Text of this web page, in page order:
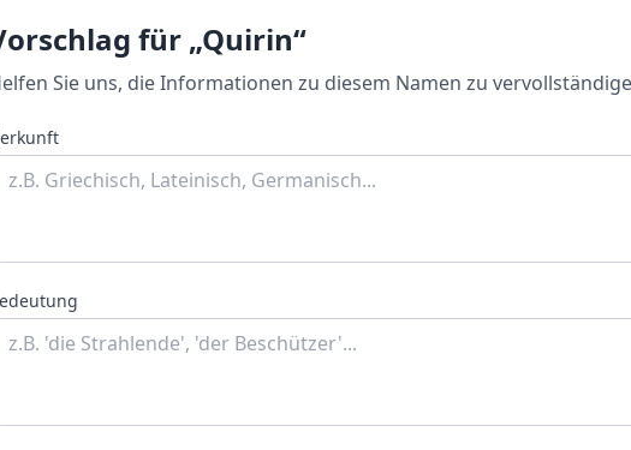
für „Quirin“
Sie uns, die Informationen zu diesem Namen zu